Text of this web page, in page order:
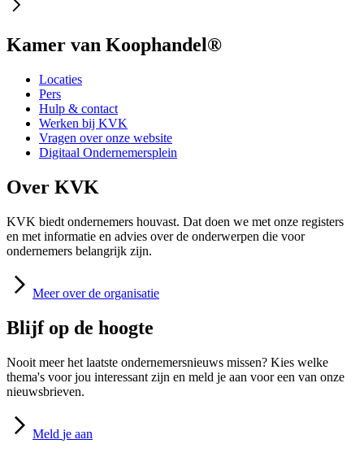
Kamer van Koophandel®
Locaties
Pers
Hulp & contact
Werken bij KVK
Vragen over onze website
Digitaal Ondernemersplein
Over KVK
KVK biedt ondernemers houvast. Dat doen we met onze registers
en met informatie en advies over de onderwerpen die voor
ondernemers belangrijk zijn.
Meer over de organisatie
Blijf op de hoogte
Nooit meer het laatste ondernemersnieuws missen? Kies welke
thema's voor jou interessant zijn en meld je aan voor een van onze
nieuwsbrieven.
Meld je aan